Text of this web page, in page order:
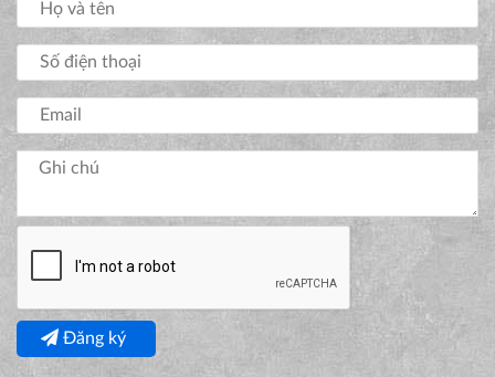
Đăng ký